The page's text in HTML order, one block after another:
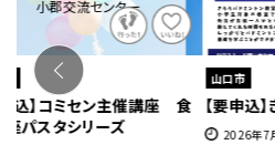
山口市
【要申込】はじめてヨガ＆ストレッ
チ教室（7月～9月）
【
（7